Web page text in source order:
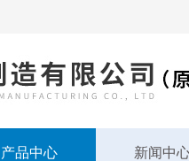
产品中心 新闻中